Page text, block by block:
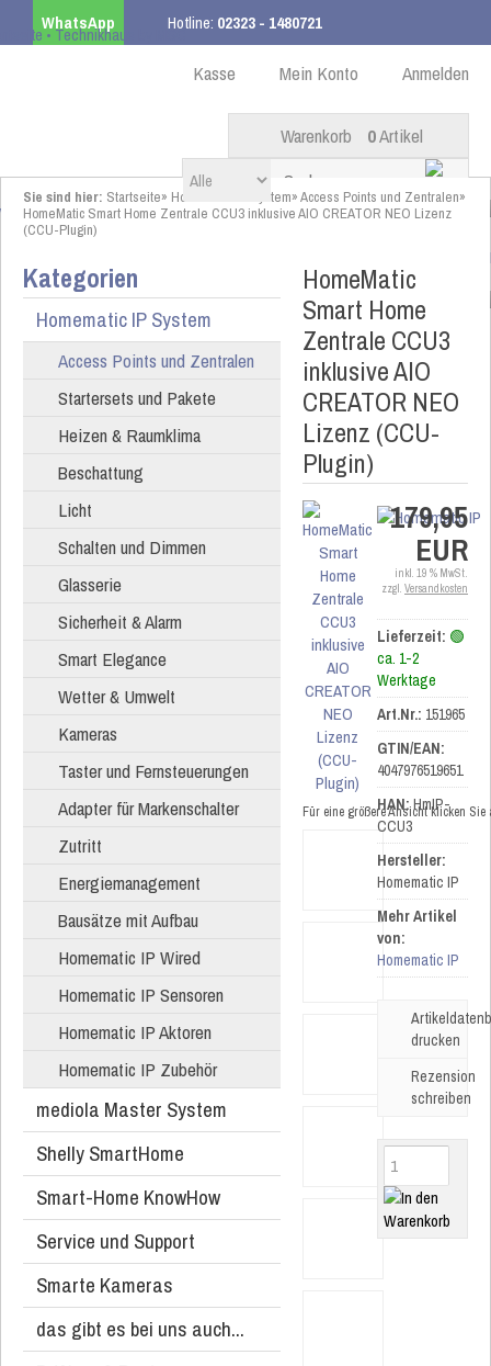
WhatsApp Hotline: 02323 - 1480721
ab 99,00 € innerhalb DE Anmelden
Mein Konto
Kasse
Warenkorb 0Artikel
Sie sind hier: Startseite» Homematic IP System»Access Points und Zentralen»
HomeMatic Smart Home Zentrale CCU3 inklusive AIO CREATOR NEO Lizenz
(CCU-Plugin)
Kategorien
Homematic IP System
Access Points und Zentralen
Startersets und Pakete
Heizen & Raumklima
Beschattung
Licht
Schalten und Dimmen
Glasserie
Sicherheit & Alarm
Smart Elegance
Wetter & Umwelt
Kameras
Taster und Fernsteuerungen
Adapter für Markenschalter
Zutritt
Energiemanagement
Bausätze mit Aufbau
Homematic IP Wired
Homematic IP Sensoren
Homematic IP Aktoren
Homematic IP Zubehör
mediola Master System
Shelly SmartHome
Smart-Home KnowHow
Service und Support
Smarte Kameras
das gibt es bei uns auch...
HomeMatic
Smart Home
Zentrale CCU3
inklusive AIO
CREATOR NEO
Lizenz (CCU-
Plugin)
Für eine größere Ansicht klicken
179,95
EUR
inkl. 19 % MwSt.
zzgl. Versandkosten
Lieferzeit: 🟢
ca. 1-2
Werktage
Art.Nr.: 151965
GTIN/EAN:
4047976519651
HAN:HmIP-
CCU3
Hersteller:
Homematic IP
Mehr Artikel
von:
Homematic IP
drucken
Rezension
schreiben